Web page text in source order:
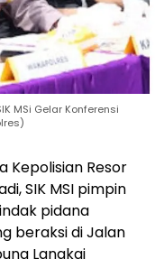
MSi Gelar Konferensi
Kepolisian Resor
SIK MSI pimpin
pidana
beraksi di Jalan
Langkai